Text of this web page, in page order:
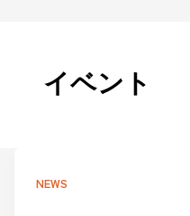
イベント
NEWS